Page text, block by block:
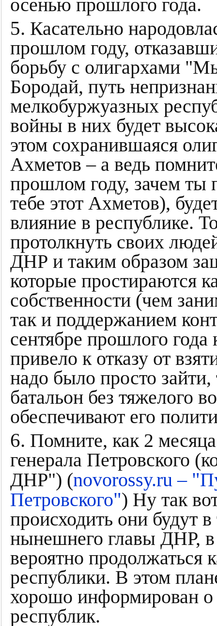
осенью прошлого года.
5. Касательно
прошлом году,
борьбу с олигархами
Бородай, путь
мелкобуржуазных
войны в них будет
этом сохранившаяся
Ахметов – а ведь
прошлом году, зачем
тебе этот Ахметов),
влияние в республике.
протолкнуть своих
ДНР и таким образом
которые простираются
собственности (чем
так и поддержанием
сентябре прошлого года
привело к отказу от
надо было просто
батальон без тяжелого
обеспечивают его
6. Помните, как 2
генерала Петровского
ДНР") (novorossy.ru – "
Петровского") Ну так
происходить они будут
нынешнего главы ДНР, в
вероятно продолжаться
республики. В этом
хорошо информирован о
республик.